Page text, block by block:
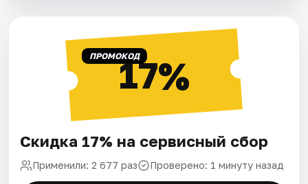
ПРОМОКОД17%
Скидка 17% на сервисный сбор
Применили: 2 677 раз Проверено: 1 минуту назад